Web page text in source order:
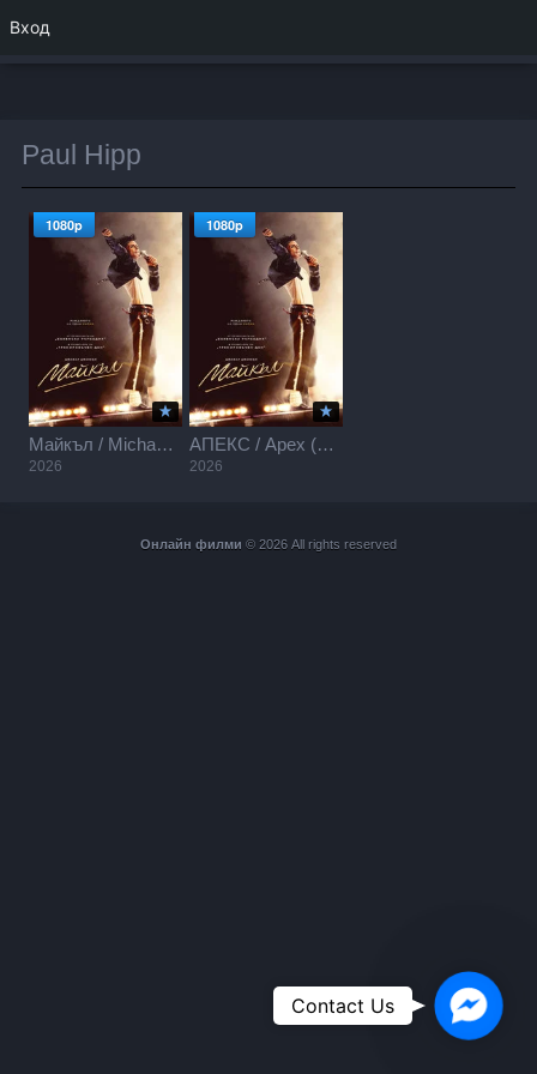
Paul Hipp
Майкъл / Michael (2026)
2026
1080p
АПЕКС / Apex (2026)
2026
1080p
Онлайн филми © 2026 All rights reserved
Вход
Contact Us